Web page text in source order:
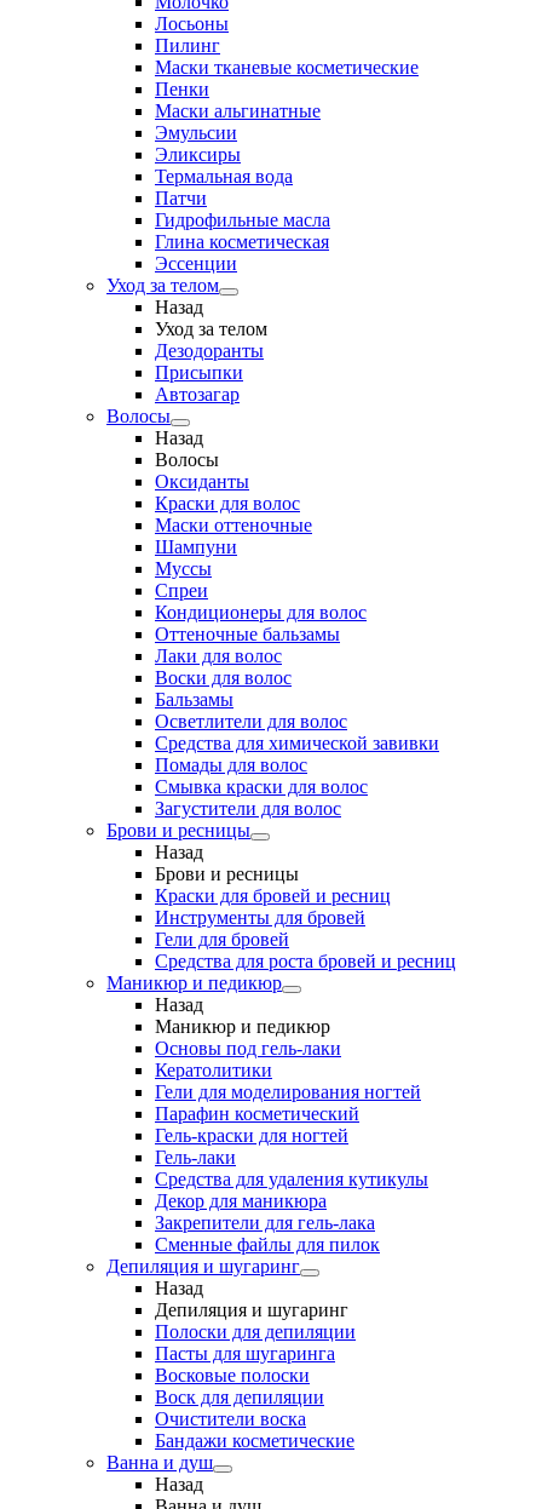
Лосьоны
Пилинг
Маски тканевые косметические
Пенки
Маски альгинатные
Эмульсии
Эликсиры
Термальная вода
Патчи
Гидрофильные масла
Глина косметическая
Эссенции
Уход за телом
Назад
Уход за телом
Дезодоранты
Присыпки
Автозагар
Волосы
Назад
Волосы
Оксиданты
Краски для волос
Маски оттеночные
Шампуни
Муссы
Спреи
Кондиционеры для волос
Оттеночные бальзамы
Лаки для волос
Воски для волос
Бальзамы
Осветлители для волос
Средства для химической завивки
Помады для волос
Смывка краски для волос
Загустители для волос
Брови и ресницы
Назад
Брови и ресницы
Краски для бровей и ресниц
Инструменты для бровей
Гели для бровей
Средства для роста бровей и ресниц
Маникюр и педикюр
Назад
Маникюр и педикюр
Основы под гель-лаки
Кератолитики
Гели для моделирования ногтей
Парафин косметический
Гель-краски для ногтей
Гель-лаки
Средства для удаления кутикулы
Декор для маникюра
Закрепители для гель-лака
Сменные файлы для пилок
Депиляция и шугаринг
Назад
Депиляция и шугаринг
Полоски для депиляции
Пасты для шугаринга
Восковые полоски
Воск для депиляции
Очистители воска
Бандажи косметические
Ванна и душ
Назад